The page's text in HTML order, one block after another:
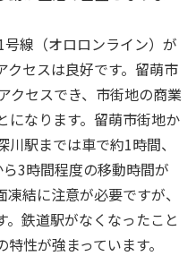
線（オロロンライン）が
クセスは良好です。留萌市
クセスでき、市街地の商業
になります。留萌市街地か
駅までは車で約1時間、
3時間程度の移動時間が
結に注意が必要ですが、
鉄道駅がなくなったこと
性が強まっています。